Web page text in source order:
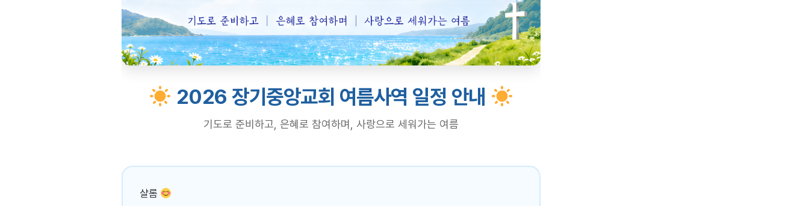
2026 장기중앙교회 여름사역 일정 안내
기도로 준비하고, 은혜로 참여하며, 사랑으로 세워가는 여름
샬롬